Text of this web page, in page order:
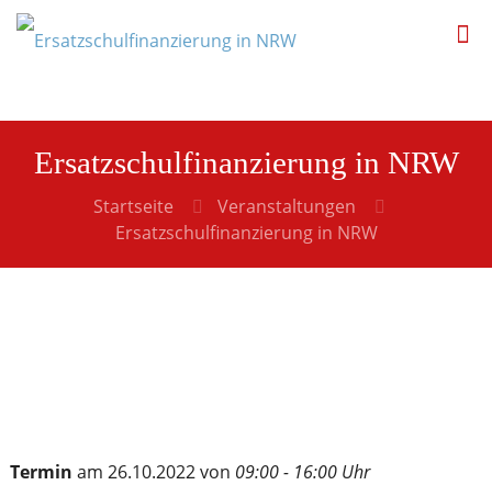
Ersatzschulfinanzierung in NRW
Startseite
Veranstaltungen
Ersatzschulfinanzierung in NRW
Termin am 26.10.2022 von 09:00 - 16:00 Uhr